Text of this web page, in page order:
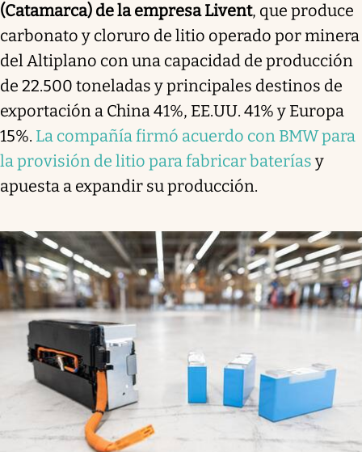
(Catamarca) de la empresa Livent, que produce
carbonato y cloruro de litio operado por minera
del Altiplano con una capacidad de producción
de 22.500 toneladas y principales destinos de
exportación a China 41%, EE.UU. 41% y Europa
15%. La compañía firmó acuerdo con BMW para
la provisión de litio para fabricar baterías y
apuesta a expandir su producción.